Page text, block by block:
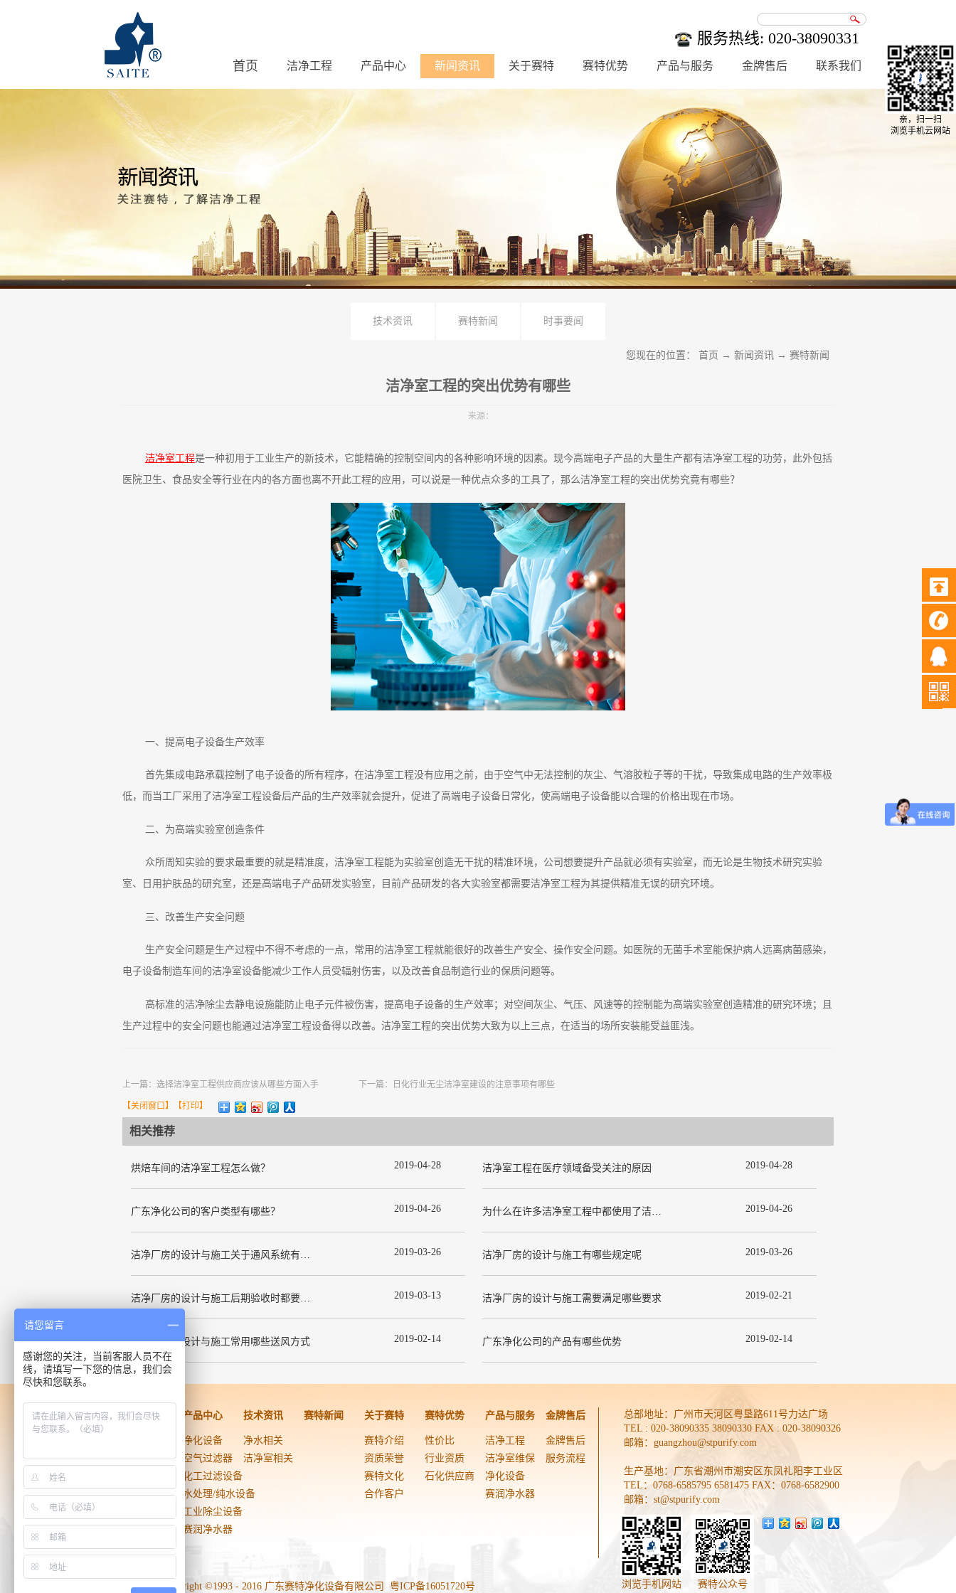
服务热线: 020-38090331
首页 洁净工程 产品中心 新闻资讯 关于赛特 赛特优势 产品与服务 金牌售后 联系我们
技术资讯 赛特新闻 时事要闻
您现在的位置： 首页 → 新闻资讯 → 赛特新闻
洁净室工程的突出优势有哪些
来源：
洁净室工程是一种初用于工业生产的新技术，它能精确的控制空间内的各种影响环境的因素。现今高端电子产品的大量生产都有洁净室工程的功劳，此外包括
医院卫生、食品安全等行业在内的各方面也离不开此工程的应用，可以说是一种优点众多的工具了，那么洁净室工程的突出优势究竟有哪些？
一、提高电子设备生产效率
首先集成电路承载控制了电子设备的所有程序，在洁净室工程没有应用之前，由于空气中无法控制的灰尘、气溶胶粒子等的干扰，导致集成电路的生产效率极
低，而当工厂采用了洁净室工程设备后产品的生产效率就会提升，促进了高端电子设备日常化，使高端电子设备能以合理的价格出现在市场。
二、为高端实验室创造条件
众所周知实验的要求最重要的就是精准度，洁净室工程能为实验室创造无干扰的精准环境，公司想要提升产品就必须有实验室，而无论是生物技术研究实验
室、日用护肤品的研究室，还是高端电子产品研发实验室，目前产品研发的各大实验室都需要洁净室工程为其提供精准无误的研究环境。
三、改善生产安全问题
生产安全问题是生产过程中不得不考虑的一点，常用的洁净室工程就能很好的改善生产安全、操作安全问题。如医院的无菌手术室能保护病人远离病菌感染，
电子设备制造车间的洁净室设备能减少工作人员受辐射伤害，以及改善食品制造行业的保质问题等。
高标准的洁净除尘去静电设施能防止电子元件被伤害，提高电子设备的生产效率；对空间灰尘、气压、风速等的控制能为高端实验室创造精准的研究环境；且
生产过程中的安全问题也能通过洁净室工程设备得以改善。洁净室工程的突出优势大致为以上三点，在适当的场所安装能受益匪浅。
上一篇： 选择洁净室工程供应商应该从哪些方面入手 下一篇： 日化行业无尘洁净室建设的注意事项有哪些
【关闭窗口】【打印】
相关推荐
烘焙车间的洁净室工程怎么做？ 2019-04-28 洁净室工程在医疗领域备受关注的原因 2019-04-28
广东净化公司的客户类型有哪些？ 2019-04-26 为什么在许多洁净室工程中都使用了洁净板材？ 2019-04-26
洁净厂房的设计与施工关于通风系统有哪些要求 2019-03-26 洁净厂房的设计与施工有哪些规定呢 2019-03-26
洁净厂房的设计与施工后期验收时都要关注哪几项呢 2019-03-13 洁净厂房的设计与施工需要满足哪些要求 2019-02-21
洁净厂房的设计与施工常用哪些送风方式 2019-02-14 广东净化公司的产品有哪些优势 2019-02-14
浏览手机网站 赛特公众号
Copyright ©1993 - 2016 广东赛特净化设备有限公司 粤ICP备16051720号
洁净工程
生物技术
实验室
医院手术室
产品中心
净化设备
空气过滤器
化工过滤设备
水处理/纯水设备
工业除尘设备
赛润净水器
技术资讯
净水相关
洁净室相关
赛特新闻 关于赛特
赛特介绍
资质荣誉
赛特文化
合作客户
赛特优势
性价比
行业资质
石化供应商
产品与服务
洁净工程
洁净室维保
净化设备
赛润净水器
金牌售后
金牌售后
服务流程
总部地址： 广州市天河区粤垦路611号力达广场
TEL : 020-38090335 38090330 FAX : 020-38090326
邮箱：guangzhou@stpurify.com
生产基地：广东省潮州市潮安区东凤礼阳李工业区
TEL：0768-6585795 6581475 FAX：0768-6582900
邮箱：st@stpurify.com
亲，扫一扫
浏览手机云网站
请您留言
感谢您的关注，当前客服人员不在
线，请填写一下您的信息，我们会
尽快和您联系。